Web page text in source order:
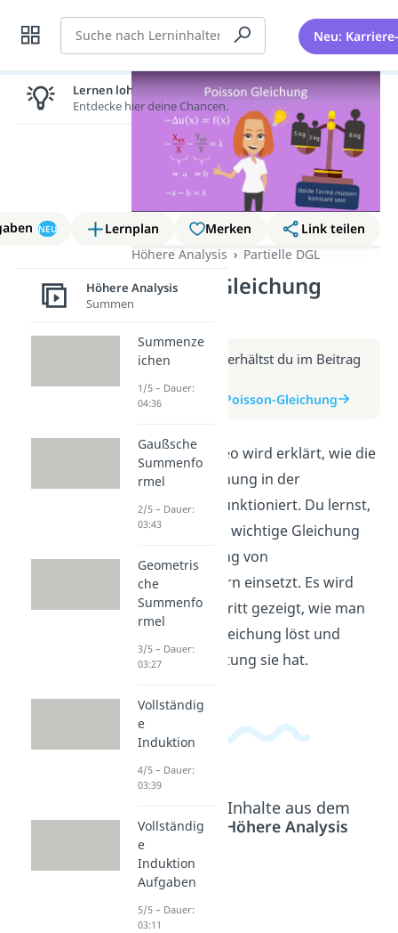
Suche Neu:
NEU Lernplan Merken
Link teilen
Höhere Analysis
Partielle DGL
Poisson Gleichung
(Video)
Weitere Infos erhältst du im Beitrag
zum Beitrag: Poisson-Gleichung
In diesem Video wird erklärt, wie die
Poisson-Gleichung in der
Mathematik funktioniert. Du lernst,
wie man diese wichtige Gleichung
zur Berechnung von
Potentialfeldern einsetzt. Es wird
Schritt für Schritt gezeigt, wie man
die Poisson-Gleichung löst und
welche Bedeutung sie hat.
Beliebte Inhalte aus dem
Bereich
Höhere Analysis
Laplace
Operato
Lernen lohnt sich!
Entdecke hier deine Chancen.
Höhere Analysis
Summen
Summenze
ichen
1/5 – Dauer:
04:36
Gaußsche
Summenfo
rmel
2/5 – Dauer:
03:43
Geometris
che
Summenfo
rmel
3/5 – Dauer:
03:27
Vollständig
e
Induktion
4/5 – Dauer:
03:39
Vollständig
e
Induktion
Aufgaben
5/5 – Dauer:
03:11